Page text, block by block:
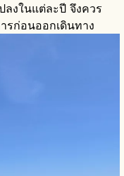
ลงในแต่ละปี จึงควร
รก่อนออกเดินทาง